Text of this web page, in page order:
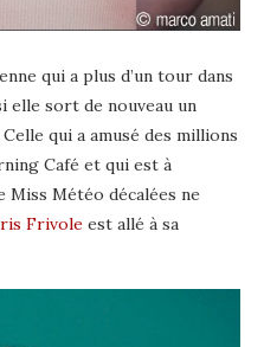
qui a plus d’un tour dans
elle sort de nouveau un
qui a amusé des millions
Café et qui est à
Miss Météo décalées ne
Frivole est allé à sa